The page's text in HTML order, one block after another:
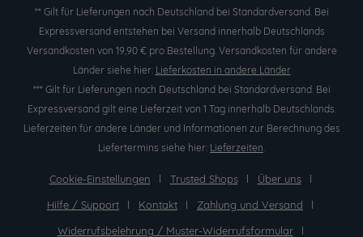
** Gilt für Lieferungen nach Deutschland bei Standardversand. Bei
Expressversand entstehen bei Versand innerhalb Deutschlands
Versandkosten von 19,90 € pro Bestellung. Versandkosten für andere
Länder siehe hier: Lieferkosten in andere Länder
*** Gilt für Lieferungen nach Deutschland bei Standardversand. Bei
Expressversand gilt eine Lieferzeit von 1 Tag innerhalb Deutschlands.
Lieferzeiten für andere Länder und Informationen zur Berechnung des
Liefertermins siehe hier: Lieferzeiten.
Cookie-Einstellungen Trusted Shops
Über uns
Hilfe / Support
Kontakt
Zahlung und Versand
Widerrufsbelehrung / Muster-Widerrufsformular